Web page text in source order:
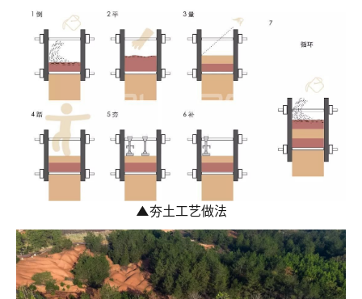
▲夯土工艺做法